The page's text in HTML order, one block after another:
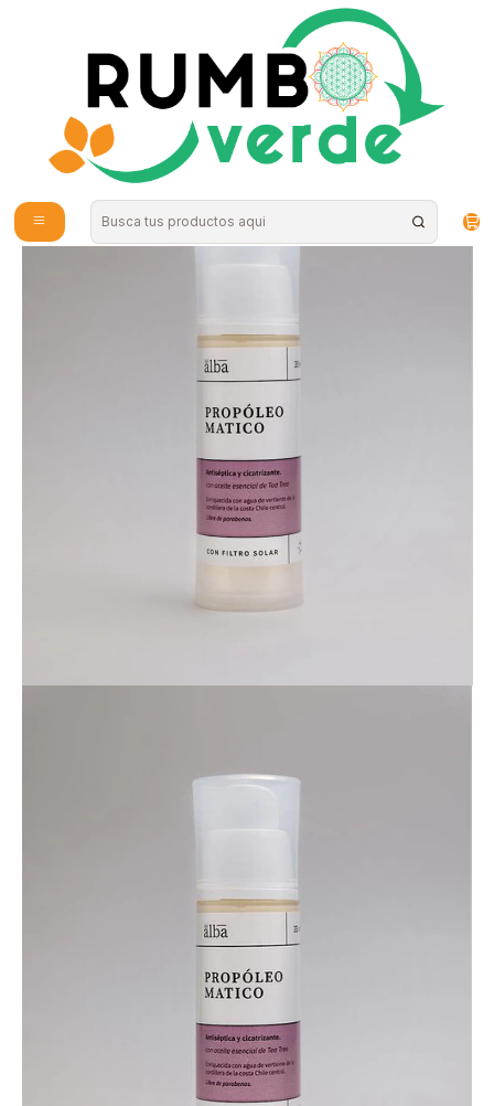
Envío gratis por compras sobre los 59.990 en la provincia de Santiago
Cuidado de la Piel
Crema Rostro Propoleo Matico 35ml Del Alba